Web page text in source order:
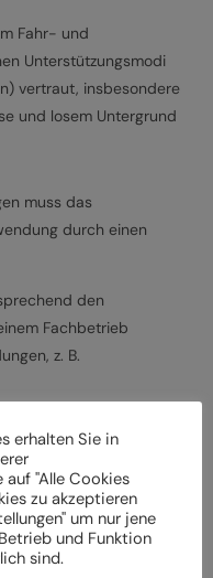
Fahr- und
Unterstützungsmodi
vertraut, insbesondere
und losem Untergrund
muss das
durch einen
den
Fachbetrieb
z. B.
Batterien
Laden und Verwenden
erhalten Sie in
auf "Alle Cookies
zu akzeptieren
um nur jene
und Funktion
sind.